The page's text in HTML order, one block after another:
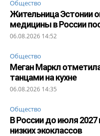
Общество
Жительница Эстонии
медицины в России
06.08.2026 14:52
Общество
Меган Маркл
танцами на кухне
06.08.2026 14:35
Общество
В России до июля 2027
низких экоклассов